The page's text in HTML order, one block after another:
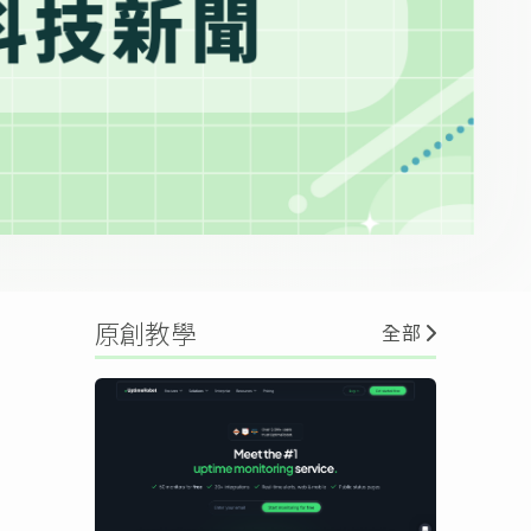
原創教學 全部